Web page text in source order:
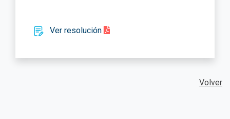
Ver resolución
Volver